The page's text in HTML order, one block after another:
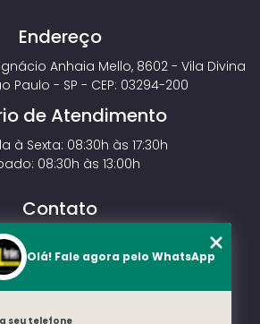
Endereço
Anhaia Mello, 8602 - Vila Divina
Paulo - SP - CEP: 03294-200
de Atendimento
à Sexta: 08:30h às 17:30h
08:30h às 13:00h
Contato
4826
Olá! Fale agora pelo WhatsApp
seu telefone